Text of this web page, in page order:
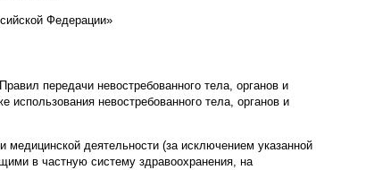
Федерации»
передачи невостребованного тела, органов и
невостребованного тела, органов и
деятельности (за исключением указанной
в частную систему здравоохранения, на